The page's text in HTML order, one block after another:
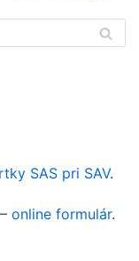
SAS pri SAV.
online formulár.